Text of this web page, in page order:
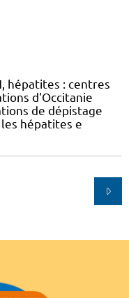
hépatites : centres
d'Occitanie
de dépistage
hépatites e